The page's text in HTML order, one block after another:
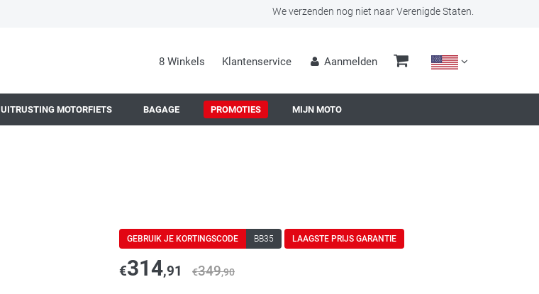
We verzenden nog niet naar Verenigde Staten.
8 Winkels Klantenservice Aanmelden
UITRUSTING MOTORFIETS BAGAGE PROMOTIES MIJN MOTO
GEBRUIK JE KORTINGSCODE BB35 LAAGSTE PRIJS GARANTIE
€314,91 €349,90